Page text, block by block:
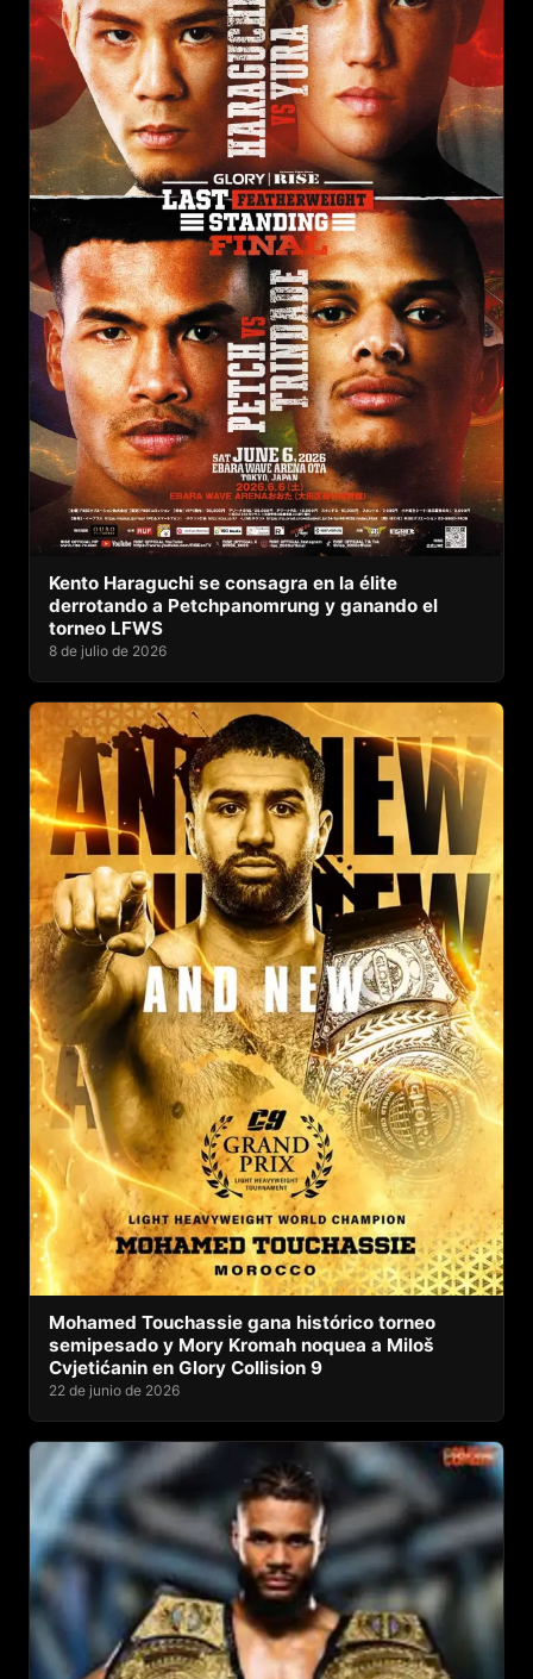
Kento Haraguchi se consagra en la élite
derrotando a Petchpanomrung y ganando el
torneo LFWS
8 de julio de 2026
Mohamed Touchassie gana histórico torneo
semipesado y Mory Kromah noquea a Miloš
Cvjetićanin en Glory Collision 9
22 de junio de 2026